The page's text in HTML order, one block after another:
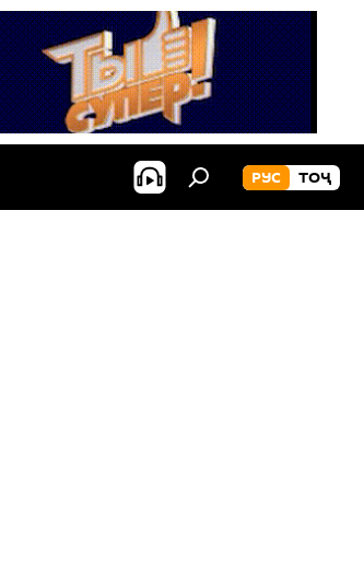
РУС ТОҶ